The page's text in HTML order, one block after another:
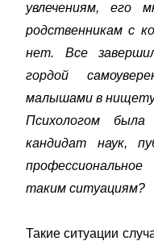
увлечениям, его
родственникам с
нет. Все
гордой
малышами в
Психологом
кандидат наук,
таким ситуациям?
Такие ситуации